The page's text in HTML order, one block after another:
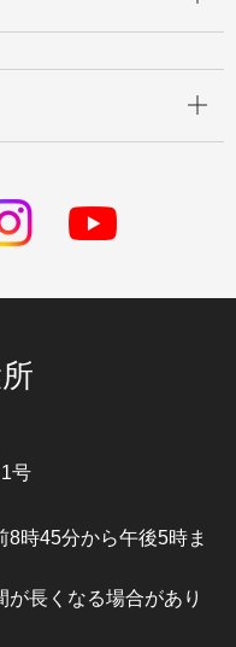
号
8時45分から午後5時ま
長くなる場合があり